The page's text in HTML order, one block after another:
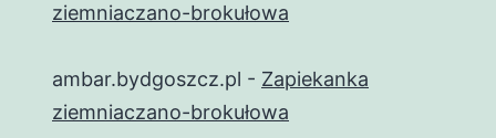
ziemniaczano-brokułowa
ambar.bydgoszcz.pl - Zapiekanka
ziemniaczano-brokułowa